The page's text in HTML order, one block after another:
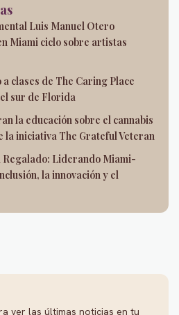
Luis Manuel Otero
Miami ciclo sobre artistas
clases de The Caring Place
sur de Florida
la educación sobre el cannabis
la iniciativa The Grateful Veteran
Regalado: Liderando Miami-
la innovación y el
ver las últimas noticias en tu